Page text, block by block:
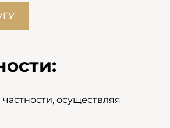
осуществляя